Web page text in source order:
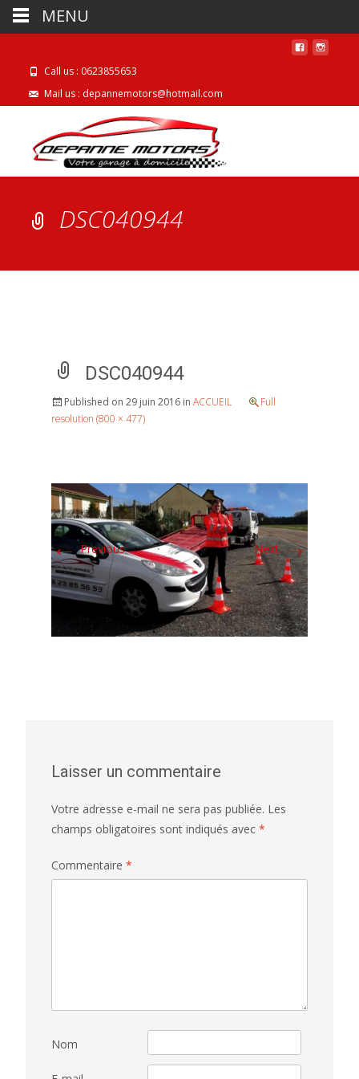
Call us : 0623855653
Mail us : depannemotors@hotmail.com
DSC040944
DSC040944
Published on 29 juin 2016 in ACCUEIL
Full
resolution (800 × 477)
←Previous Next→
Laisser un commentaire
Votre adresse e-mail ne sera pas publiée. Les
champs obligatoires sont indiqués avec *
Commentaire *
Nom
MENU